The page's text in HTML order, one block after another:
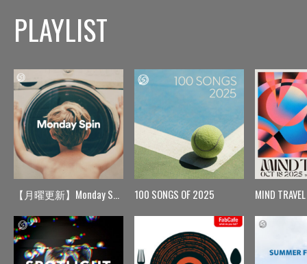
PLAYLIST
【月曜更新】Monday Spin 100 SONGS OF 2025 MIND TRAVEL